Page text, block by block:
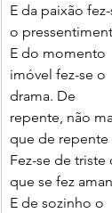
E da paixão
o
E do momento
imóvel fez-se o
drama. De
repente, não
que de repente
Fez-se de triste
que se fez
E de sozinho o